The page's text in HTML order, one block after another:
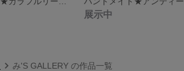
展示中
み'S GALLERY の作品一覧